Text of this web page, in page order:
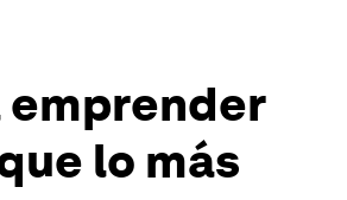
emprender
lo más